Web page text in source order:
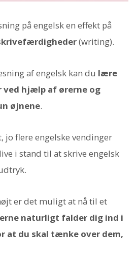
på engelsk en effekt på
(writing).
af engelsk kan du lære
hjælp af ørerne og
øjnene.
jo flere engelske vendinger
i stand til at skrive engelsk
er det muligt at nå til et
naturligt falder dig ind i
at du skal tænke over dem,